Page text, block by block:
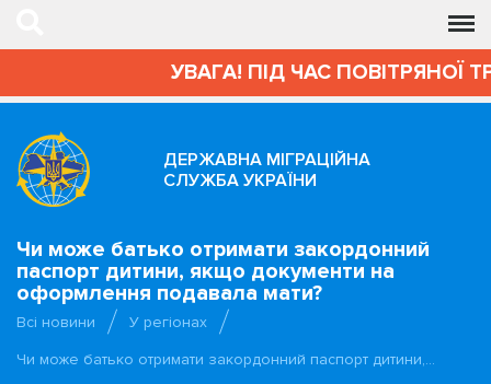
УВАГА! ПІД ЧАС ПОВІТРЯНОЇ
ДЕРЖАВНА МІГРАЦІЙНА
СЛУЖБА УКРАЇНИ
Чи може батько отримати закордонний
паспорт дитини, якщо документи на
оформлення подавала мати?
Всі новини
У регіонах
Чи може батько отримати закордонний паспорт дитини,…